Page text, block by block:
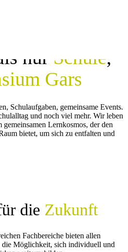
nur Schule,
Gars
Schul­aufgaben, gemeinsame Events.
und noch viel mehr. Wir leben
gemeinsamen Lern­kosmos, der den
bietet, um sich zu entfalten und
die Zukunft
Fachbereiche bieten allen
die Möglichkeit, sich individuell und